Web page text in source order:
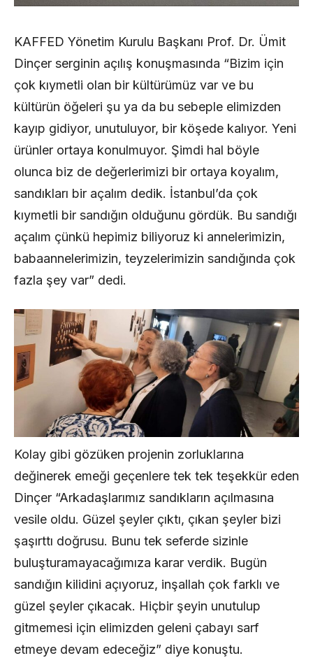
KAFFED Yönetim Kurulu Başkanı Prof. Dr. Ümit
Dinçer serginin açılış konuşmasında “Bizim için
çok kıymetli olan bir kültürümüz var ve bu
kültürün öğeleri şu ya da bu sebeple elimizden
kayıp gidiyor, unutuluyor, bir köşede kalıyor. Yeni
ürünler ortaya konulmuyor. Şimdi hal böyle
olunca biz de değerlerimizi bir ortaya koyalım,
sandıkları bir açalım dedik. İstanbul’da çok
kıymetli bir sandığın olduğunu gördük. Bu sandığı
açalım çünkü hepimiz biliyoruz ki annelerimizin,
babaannelerimizin, teyzelerimizin sandığında çok
fazla şey var” dedi.
Kolay gibi gözüken projenin zorluklarına
değinerek emeği geçenlere tek tek teşekkür eden
Dinçer “Arkadaşlarımız sandıkların açılmasına
vesile oldu. Güzel şeyler çıktı, çıkan şeyler bizi
şaşırttı doğrusu. Bunu tek seferde sizinle
buluşturamayacağımıza karar verdik. Bugün
sandığın kilidini açıyoruz, inşallah çok farklı ve
güzel şeyler çıkacak. Hiçbir şeyin unutulup
gitmemesi için elimizden geleni çabayı sarf
etmeye devam edeceğiz” diye konuştu.